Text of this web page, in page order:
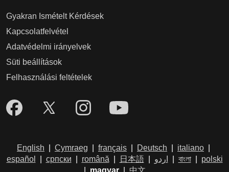
Gyakran Ismételt Kérdések
Kapcsolatfelvétel
Adatvédelmi irányelvek
Süti beállítások
Felhasználási feltételek
English Cymraeg français Deutsch italiano
español
српски română 日本語| اردو বাংলা|
polski
magyar| 中文